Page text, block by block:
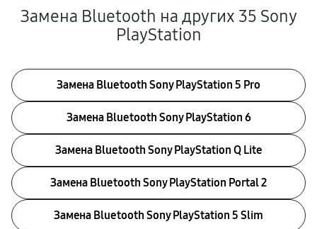
Замена Bluetooth на других 35 Sony
PlayStation
Замена Bluetooth Sony PlayStation 5 Pro
Замена Bluetooth Sony PlayStation 6
Замена Bluetooth Sony PlayStation Q Lite
Замена Bluetooth Sony PlayStation Portal 2
Замена Bluetooth Sony PlayStation 5 Slim